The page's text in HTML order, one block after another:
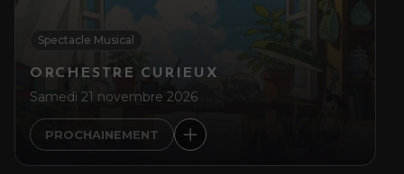
Spectacle Musical
ORCHESTRE CURIEUX
Samedi 21 novembre 2026
PROCHAINEMENT